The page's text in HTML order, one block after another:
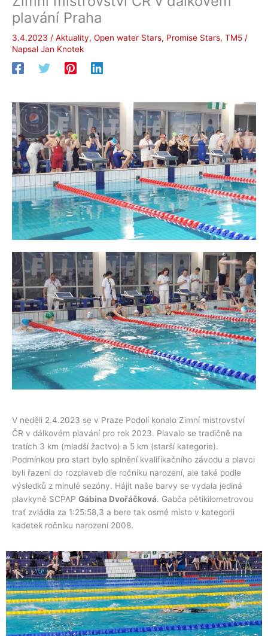
plavání Praha
3.4.2023 / Aktuality, Open water Stars, Promise Stars, TM5 /
Napsal Jan Knotek
V neděli 2.4.2023 se v Praze Podolí konalo Zimní mistrovství
ČR v dálkovém plavání pro rok 2023. Plavalo se tradičně na
tratích 3 km (mladší žactvo) a 5 km (starší kategorie).
Podmínkou pro start bylo splnění kvalifikačního závodu a plavci
byli řazeni do rozplaveb dle ročníku narození, ale také podle
výsledků z minulé sezóny. Hájit naše barvy se vydala jediná
plavkyně SCPAP Gábina Dvořáčková. Gabča pětikilometrovou
trať zvládla za 1:25:58,3 a bere tak osmé místo v kategorii
kadetek ročníku narození 2008.